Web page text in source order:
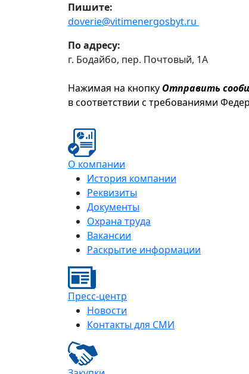
Пишите:
doverie@vitimenergosbyt.ru
По адресу:
г. Бодайбо, пер. Почтовый, 1А
Нажимая на кнопку Отправить
в соответствии с требованиями
О компании
История компании
Реквизиты
Документы
Охрана труда
Вакансии
Раскрытие информации
Пресс-центр
Новости
Контакты для СМИ